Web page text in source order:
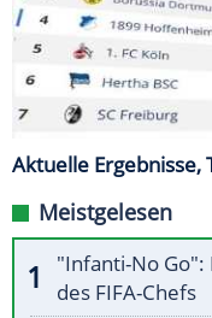
Aktuelle Ergebnisse,
Meistgelesen
"Infanti-No
des FIFA-Chefs